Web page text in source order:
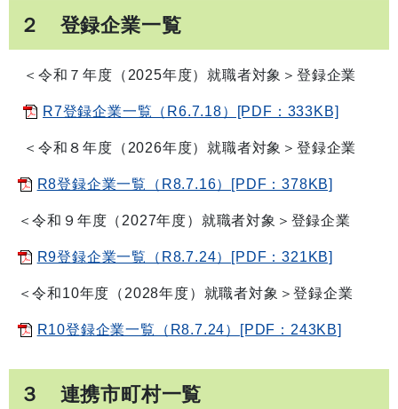
２ 登録企業一覧
＜令和７年度（2025年度）就職者対象＞登録企業
R7登録企業一覧（R6.7.18）[PDF：333KB]
＜令和８年度（2026年度）就職者対象＞登録企業
R8登録企業一覧（R8.7.16）[PDF：378KB]
＜令和９年度（2027年度）就職者対象＞登録企業
R9登録企業一覧（R8.7.24）[PDF：321KB]
＜令和10年度（2028年度）就職者対象＞登録企業
R10登録企業一覧（R8.7.24）[PDF：243KB]
３ 連携市町村一覧